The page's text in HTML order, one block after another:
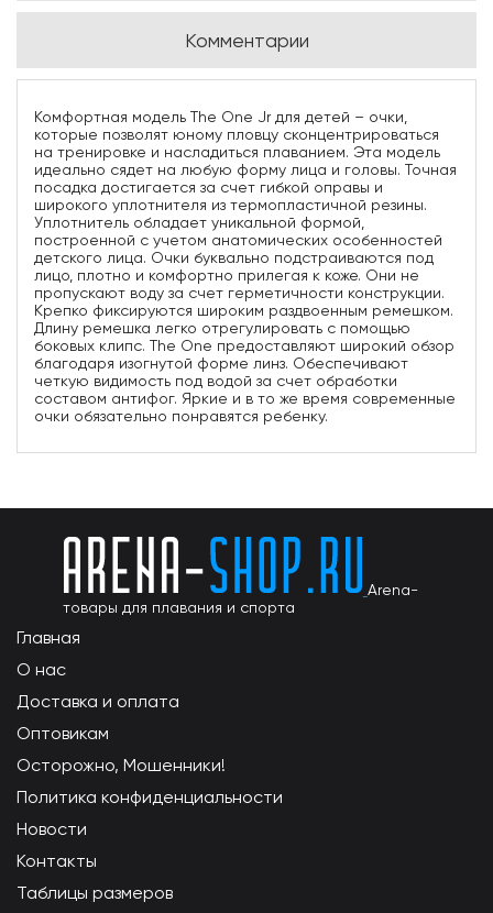
Комментарии
Комфортная модель The One Jr для детей – очки,
которые позволят юному пловцу сконцентрироваться
на тренировке и насладиться плаванием. Эта модель
идеально сядет на любую форму лица и головы. Точная
посадка достигается за счет гибкой оправы и
широкого уплотнителя из термопластичной резины.
Уплотнитель обладает уникальной формой,
построенной с учетом анатомических особенностей
детского лица. Очки буквально подстраиваются под
лицо, плотно и комфортно прилегая к коже. Они не
пропускают воду за счет герметичности конструкции.
Крепко фиксируются широким раздвоенным ремешком.
Длину ремешка легко отрегулировать с помощью
боковых клипс. The One предоставляют широкий обзор
благодаря изогнутой форме линз. Обеспечивают
четкую видимость под водой за счет обработки
составом антифог. Яркие и в то же время современные
очки обязательно понравятся ребенку.
Arena-
товары для плавания и спорта
Главная
О нас
Доставка и оплата
Оптовикам
Осторожно, Мошенники!
Политика конфиденциальности
Новости
Контакты
Таблицы размеров